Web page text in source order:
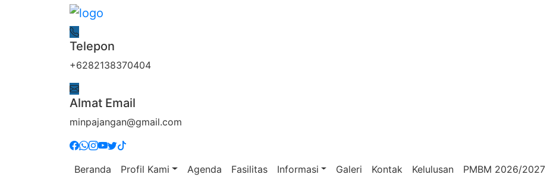
Telepon
+6282138370404
Almat Email
minpajangan@gmail.com
Beranda Profil Kami Agenda Fasilitas Informasi Galeri Kontak Kelulusan PMBM 2026/2027